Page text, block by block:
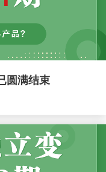
圆满结束